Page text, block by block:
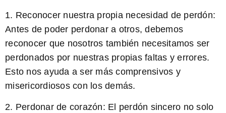
1. Reconocer nuestra propia necesidad de perdón:
Antes de poder perdonar a otros, debemos
reconocer que nosotros también necesitamos ser
perdonados por nuestras propias faltas y errores.
Esto nos ayuda a ser más comprensivos y
misericordiosos con los demás.
2. Perdonar de corazón: El perdón sincero no solo